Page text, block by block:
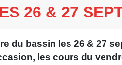
26 & 27
du bassin les 26 & 27
les cours du